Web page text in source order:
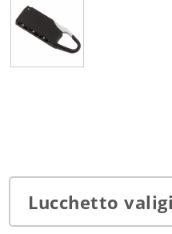
Lucchetto